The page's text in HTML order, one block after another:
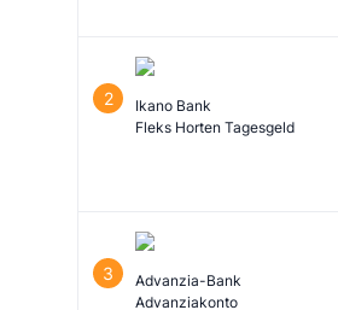
2
Ikano Bank
Fleks Horten Tagesgeld
3
Advanzia-Bank
Advanziakonto